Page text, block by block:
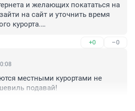
и желающих покататься на
на сайт и уточнить время
курорта.
+0 –0
местными курортами не
подавай!